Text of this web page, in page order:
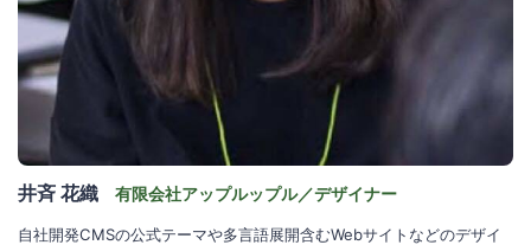
井斉 花織 有限会社アップルップル／デザイナー
自社開発CMSの公式テーマや多言語展開含むWebサイトなどのデザイ